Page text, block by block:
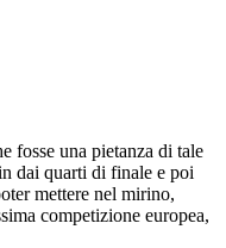
fosse una pietanza di tale
dai quarti di finale e poi
mettere nel mirino,
competizione europea,